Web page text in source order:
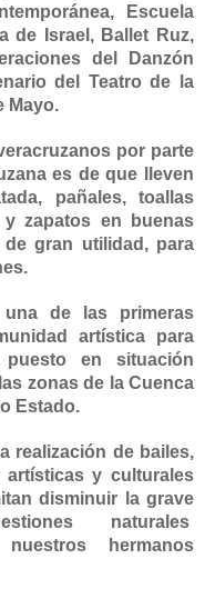
Escuela
de Israel, Ballet Ruz,
del Danzón
del Teatro de
la
Mayo.
por parte
es de que lleven
pañales, toallas
zapatos en buenas
gran utilidad, para
de las primeras
artística para
en situación
zonas de la Cuenca
Estado.
realización de bailes,
y culturales
disminuir la grave
naturales
hermanos